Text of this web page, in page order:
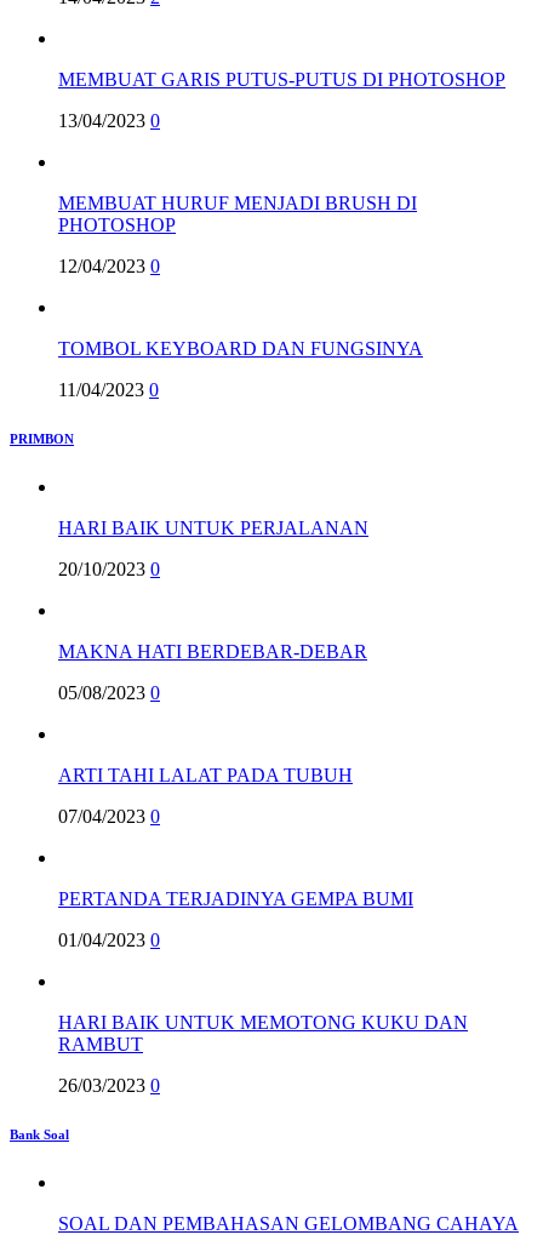
MEMBUAT GARIS PUTUS-PUTUS DI PHOTOSHOP
13/04/2023 0
MEMBUAT HURUF MENJADI BRUSH DI
PHOTOSHOP
12/04/2023 0
TOMBOL KEYBOARD DAN FUNGSINYA
11/04/2023 0
PRIMBON
HARI BAIK UNTUK PERJALANAN
20/10/2023 0
MAKNA HATI BERDEBAR-DEBAR
05/08/2023 0
ARTI TAHI LALAT PADA TUBUH
07/04/2023 0
PERTANDA TERJADINYA GEMPA BUMI
01/04/2023 0
HARI BAIK UNTUK MEMOTONG KUKU DAN
RAMBUT
26/03/2023 0
Bank Soal
SOAL DAN PEMBAHASAN GELOMBANG CAHAYA